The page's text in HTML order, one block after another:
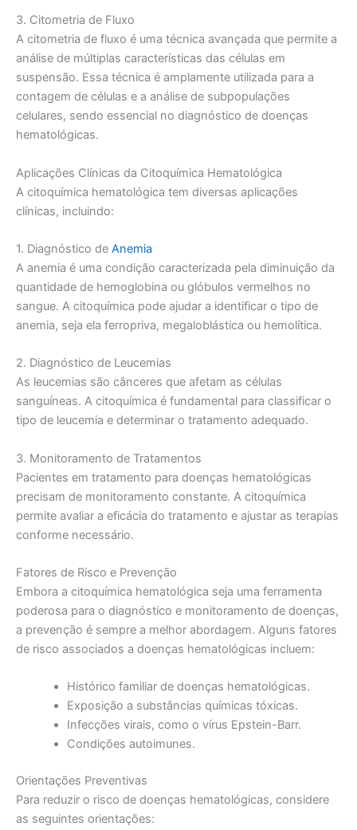
3. Citometria de Fluxo
A citometria de fluxo é uma técnica avançada que permite a
análise de múltiplas características das células em
suspensão. Essa técnica é amplamente utilizada para a
contagem de células e a análise de subpopulações
celulares, sendo essencial no diagnóstico de doenças
hematológicas.
Aplicações Clínicas da Citoquímica Hematológica
A citoquímica hematológica tem diversas aplicações
clínicas, incluindo:
1. Diagnóstico de Anemia
A anemia é uma condição caracterizada pela diminuição da
quantidade de hemoglobina ou glóbulos vermelhos no
sangue. A citoquímica pode ajudar a identificar o tipo de
anemia, seja ela ferropriva, megaloblástica ou hemolítica.
2. Diagnóstico de Leucemias
As leucemias são cânceres que afetam as células
sanguíneas. A citoquímica é fundamental para classificar o
tipo de leucemia e determinar o tratamento adequado.
3. Monitoramento de Tratamentos
Pacientes em tratamento para doenças hematológicas
precisam de monitoramento constante. A citoquímica
permite avaliar a eficácia do tratamento e ajustar as terapias
conforme necessário.
Fatores de Risco e Prevenção
Embora a citoquímica hematológica seja uma ferramenta
poderosa para o diagnóstico e monitoramento de doenças,
a prevenção é sempre a melhor abordagem. Alguns fatores
de risco associados a doenças hematológicas incluem:
Histórico familiar de doenças hematológicas.
Exposição a substâncias químicas tóxicas.
Infecções virais, como o vírus Epstein-Barr.
Condições autoimunes.
Orientações Preventivas
Para reduzir o risco de doenças hematológicas, considere
as seguintes orientações: